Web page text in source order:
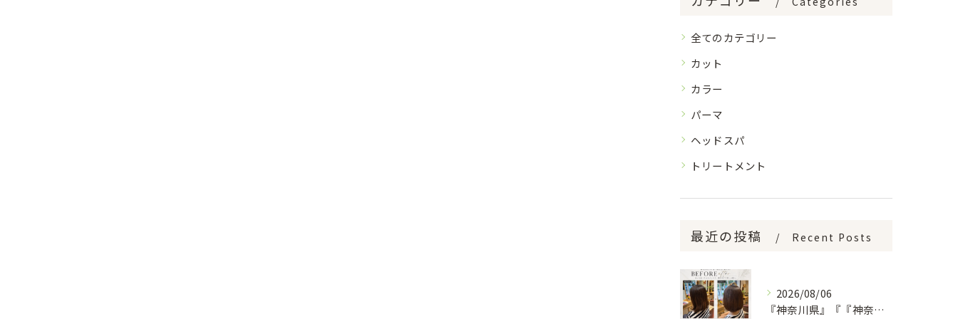
全てのカテゴリー
カット
カラー
パーマ
ヘッドスパ
トリートメント
最近の投稿 Recent Posts
2026/08/06
『神奈川県』『『神奈川県』『綾瀬市』『海老名市』『美容室』